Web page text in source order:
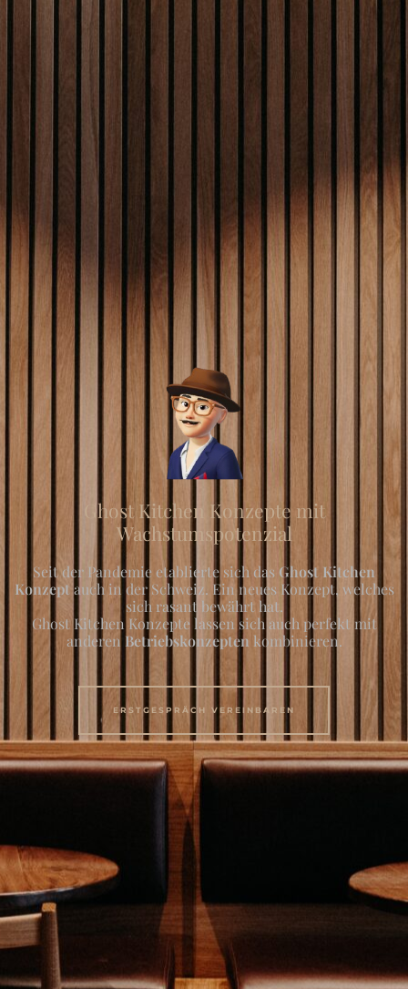
Ghost Kitchen Konzepte mit
Wachstumspotenzial
Seit der Pandemie etablierte sich das Ghost Kitchen
Konzept auch in der Schweiz. Ein neues Konzept, welches
sich rasant bewährt hat.
Ghost Kitchen Konzepte lassen sich auch perfekt mit
anderen Betriebskonzepten kombinieren.
ERSTGESPRÄCH VEREINBAREN